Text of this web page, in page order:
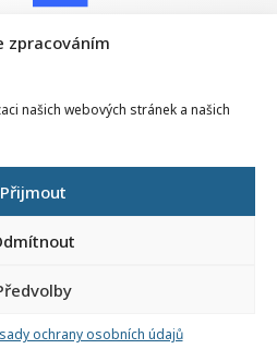
zpracováním
našich webových stránek a našich
Přijmout
ochrany osobních údajů
Národní pedagogický institut ČR